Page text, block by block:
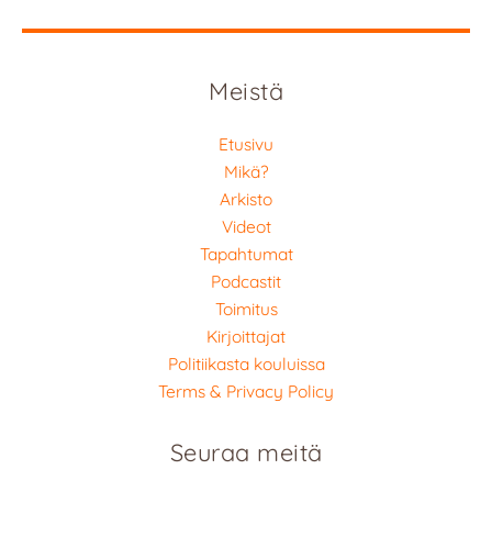
Meistä
Etusivu
Mikä?
Arkisto
Videot
Tapahtumat
Podcastit
Toimitus
Kirjoittajat
Politiikasta kouluissa
Terms & Privacy Policy
Seuraa meitä